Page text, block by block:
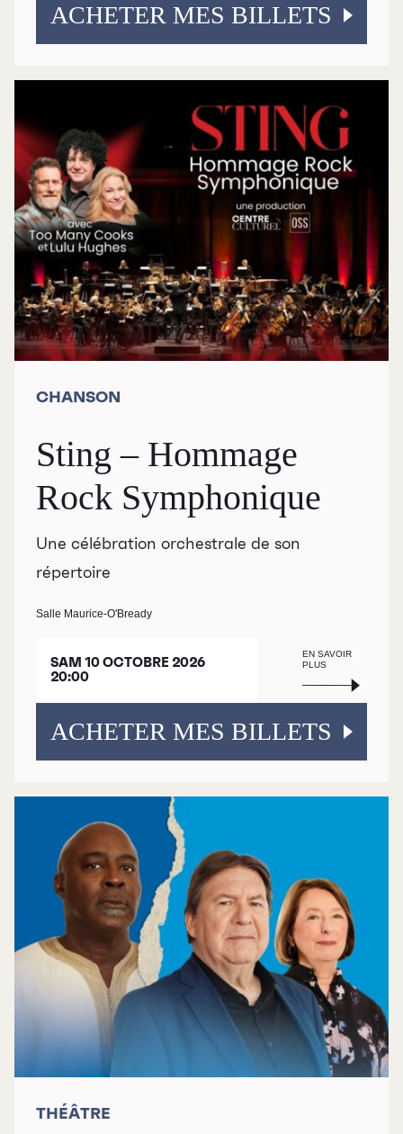
ACHETER MES BILLETS
CHANSON
Sting – Hommage
Rock Symphonique
Une célébration orchestrale de son
répertoire
Salle Maurice-O'Bready
SAM 10 OCTOBRE 2026
20:00
EN SAVOIR
PLUS
ACHETER MES BILLETS
THÉÂTRE